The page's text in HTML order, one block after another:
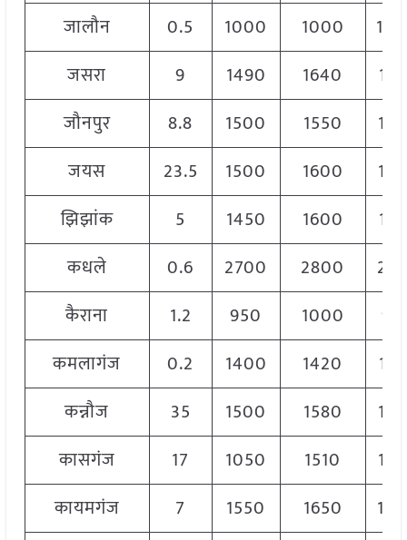
जालौन
0.5 1000 1000
जसरा
9 1490 1640
जौनपुर
8.8 1500 1550
जयस
23.5 1500 1600
झिझांक
5 1450 1600
कधले
0.6 2700 2800
कैराना
1.2 950 1000
कमलागंज
0.2 1400 1420
कन्नौज
35 1500 1580
कासगंज
17 1050 1510
कायमगंज
7 1550 1650